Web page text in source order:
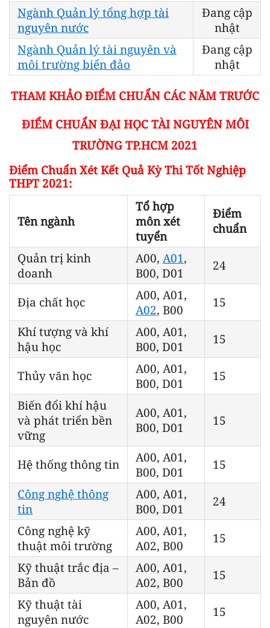
Ngành Quản lý tổng hợp tài
nguyên nước
Đang cập
nhật
Ngành Quản lý tài nguyên và
môi trường biển đảo
Đang cập
nhật
THAM KHẢO ĐIỂM CHUẨN CÁC NĂM TRƯỚC
ĐIỂM CHUẨN ĐẠI HỌC TÀI NGUYÊN MÔI
TRƯỜNG TP.HCM 2021
Điểm Chuẩn Xét Kết Quả Kỳ Thi Tốt Nghiệp
THPT 2021:
Tên ngành
Tổ hợp
môn xét
tuyển
Điểm
chuẩn
Quản trị kinh
doanh
A00, A01,
B00, D01
24
Địa chất học
A00, A01,
A02, B00
15
Khí tượng và khí
hậu học
A00, A01,
B00, D01
15
Thủy văn học
A00, A01,
B00, D01
15
Biến đổi khí hậu
và phát triển bền
vững
A00, A01,
B00, D01
15
Hệ thống thông tin
A00, A01,
B00, D01
15
Công nghệ thông
tin
A00, A01,
B00, D01
24
Công nghệ kỹ
thuật môi trường
A00, A01,
A02, B00
15
Kỹ thuật trắc địa –
Bản đồ
A00, A01,
A02, B00
15
Kỹ thuật tài
nguyên nước
A00, A01,
A02, B00
15